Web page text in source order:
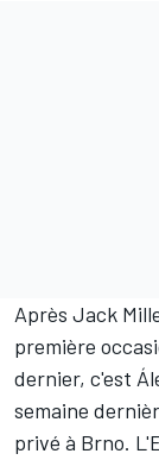
Après Jack
première
dernier, c'est
semaine
privé à Brno.